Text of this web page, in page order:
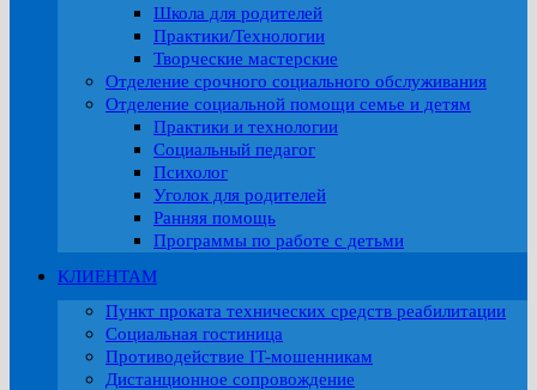
Школа для родителей
Практики/Технологии
Творческие мастерские
Отделение срочного социального обслуживания
Отделение социальной помощи семье и детям
Практики и технологии
Социальный педагог
Психолог
Уголок для родителей
Ранняя помощь
Программы по работе с детьми
КЛИЕНТАМ
Пункт проката технических средств реабилитации
Социальная гостиница
Противодействие IT-мошенникам
Дистанционное сопровождение